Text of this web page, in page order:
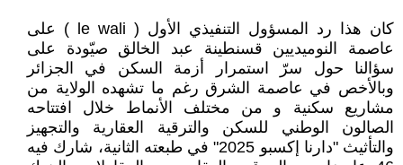
كان هذا رد المسؤول التنفيذي الأول ( le wali ) على
عاصمة النوميديين قسنطينة عبد الخالق صيّودة على
سؤالنا حول سرّ استمرار أزمة السكن في الجزائر
وبالأخص في عاصمة الشرق رغم ما تشهده الولاية من
مشاريع سكنية و من مختلف الأنماط خلال افتتاحه
الصالون الوطني للسكن والترقية العقارية والتجهيز
والتأثيث "دارنا إكسبو 2025" في طبعته الثانية، شارك فيه